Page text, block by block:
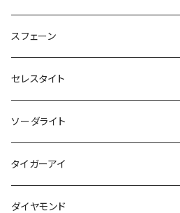
スフェーン
セレスタイト
ソーダライト
タイガーアイ
ダイヤモンド